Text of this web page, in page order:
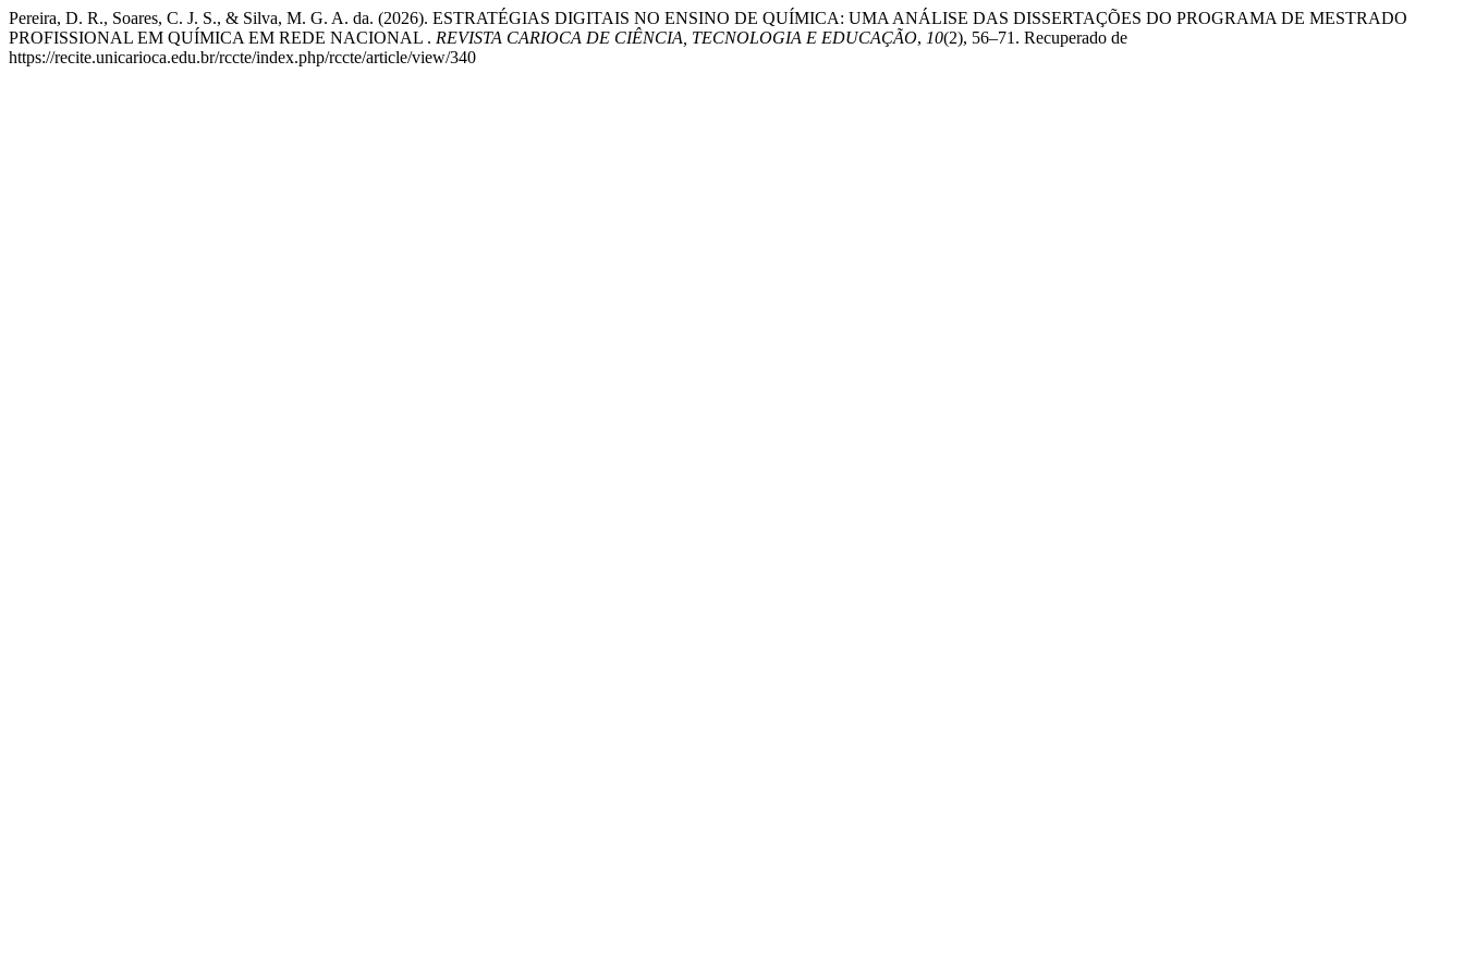
Pereira, D. R., Soares, C. J. S., & Silva, M. G. A. da. (2026). ESTRATÉGIAS DIGITAIS NO ENSINO DE QUÍMICA: UMA ANÁLISE DAS DISSERTAÇÕES DO PROGRAMA DE MESTRADO
PROFISSIONAL EM QUÍMICA EM REDE NACIONAL . REVISTA CARIOCA DE CIÊNCIA, TECNOLOGIA E EDUCAÇÃO, 10(2), 56–71. Recuperado de
https://recite.unicarioca.edu.br/rccte/index.php/rccte/article/view/340